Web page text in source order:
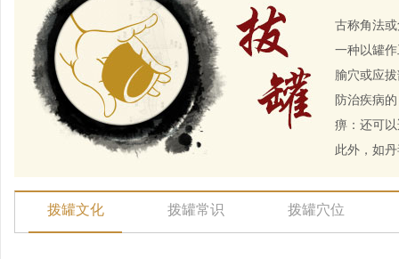
古称角法
一种以罐
腧穴或应
防治疾病
痹：还可
此外，如
拨罐文化 拨罐常识 拨罐穴位